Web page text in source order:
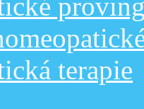
terapie